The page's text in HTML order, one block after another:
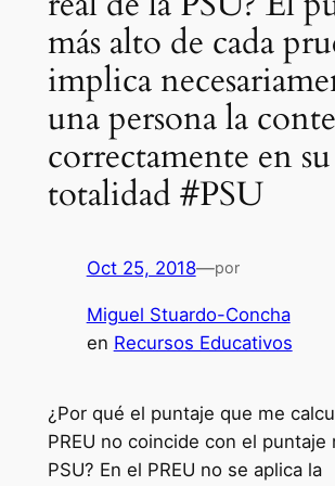
más alto de cada
implica
una persona la
correctamente en su
totalidad #PSU
Oct 25, 2018—por
Miguel Stuardo-Concha
en Recursos Educativos
¿Por qué el puntaje que me
PREU no coincide con el puntaje
PSU? En el PREU no se aplica la